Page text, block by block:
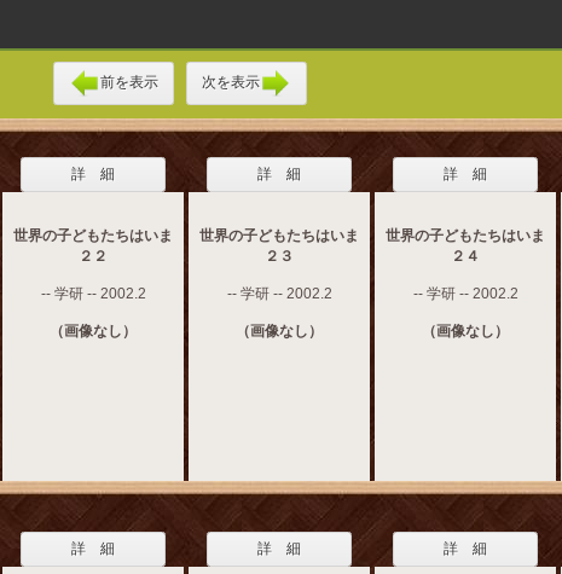
前を表示 次を表示
詳 細
世界の子どもたちはいま
２２
-- 学研 -- 2002.2
（画像なし）
詳 細
世界の子どもたちはいま
２３
-- 学研 -- 2002.2
（画像なし）
詳 細
世界の子どもたちはいま
２４
-- 学研 -- 2002.2
（画像なし）
詳 細 詳 細 詳 細